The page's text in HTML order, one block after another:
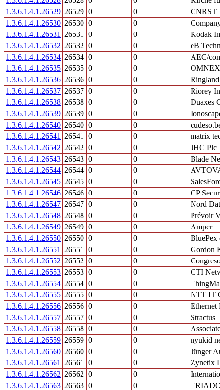
1.3.6.1.4.1.26529 26529 0 0
CNRST
1.3.6.1.4.1.26530 26530 0 0
1.3.6.1.4.1.26531
26531 0 0
Kodak
1.3.6.1.4.1.26532 26532 0 0
eB
1.3.6.1.4.1.26534 26534 0 0
AEC/
1.3.6.1.4.1.26535 26535 0 0
OMNEX
1.3.6.1.4.1.26536 26536 0 0
1.3.6.1.4.1.26537 26537 0 0
Riorey
1.3.6.1.4.1.26538 26538 0 0
Duaxes
1.3.6.1.4.1.26539 26539 0 0
1.3.6.1.4.1.26540 26540 0 0
1.3.6.1.4.1.26541
26541 0 0
matrix
1.3.6.1.4.1.26542 26542 0 0
JHC Plc
1.3.6.1.4.1.26543 26543 0 0
Blade
1.3.6.1.4.1.26544 26544 0 0
1.3.6.1.4.1.26545 26545 0 0
1.3.6.1.4.1.26546 26546 0 0
CP
1.3.6.1.4.1.26547 26547 0 0
Nord
1.3.6.1.4.1.26548 26548 0 0
Prévoir
1.3.6.1.4.1.26549 26549 0 0
Amper
1.3.6.1.4.1.26550 26550 0 0
BluePex
1.3.6.1.4.1.26551
26551 0 0
Gordon
1.3.6.1.4.1.26552 26552 0 0
1.3.6.1.4.1.26553 26553 0 0
CTI
1.3.6.1.4.1.26554 26554 0 0
1.3.6.1.4.1.26555 26555 0 0
NTT IT
1.3.6.1.4.1.26556 26556 0 0
Ethernet
1.3.6.1.4.1.26557 26557 0 0
Stractus
1.3.6.1.4.1.26558 26558 0 0
1.3.6.1.4.1.26559 26559 0 0
nyukid
1.3.6.1.4.1.26560 26560 0 0
Jünger
1.3.6.1.4.1.26561
26561 0 0
Zynetix
1.3.6.1.4.1.26562 26562 0 0
1.3.6.1.4.1.26563 26563 0 0